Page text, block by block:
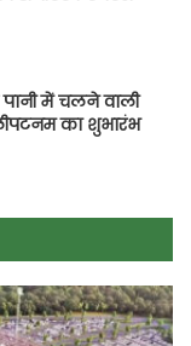
पानी में चलने वाली
का शुभारंभ